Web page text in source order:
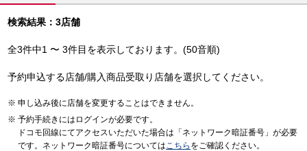
検索結果：3店舗
全3件中1 〜 3件目を表示しております。(50音順)
予約申込する店舗/購入商品受取り店舗を選択してください。
申し込み後に店舗を変更することはできません。
予約手続きにはログインが必要です。
ドコモ回線にてアクセスいただいた場合は「ネットワーク暗証番号」が必要
です。ネットワーク暗証番号についてはこちら をご確認ください。